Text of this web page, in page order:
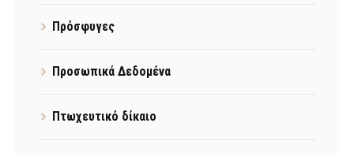
Πρόσφυγες
Προσωπικά Δεδομένα
Πτωχευτικό δίκαιο